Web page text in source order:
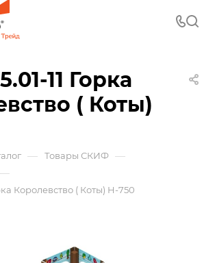
11 Горка
( Коты)
— Товары СКИФ —
—
Королевство ( Коты) H-750